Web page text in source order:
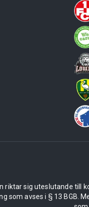
riktar sig uteslutande till
som avses i § 13 BGB.